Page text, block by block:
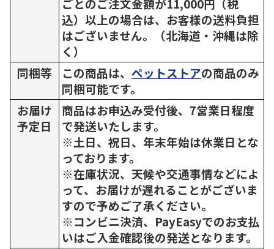
ごとのご注文金額が11,000円（税
込）以上の場合は、お客様の送料負担
はございません。（北海道・沖縄は除
く）
同梱等
この商品は、 ペットストアの商品のみ
同梱可能です。
お届け
予定日
商品はお申込み受付後、7営業日程度
で発送いたします。
※土日、祝日、年末年始は休業日とな
っております。
※在庫状況、天候や交通事情などによ
って、お届けが遅れることがございま
すので予めご了承ください。
※コンビニ決済、PayEasyでのお支払
いはご入金確認後の発送となります。